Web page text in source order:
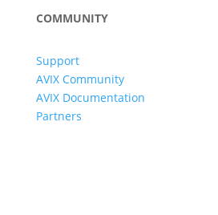
COMMUNITY
Support
AVIX Community
AVIX Documentation
Partners